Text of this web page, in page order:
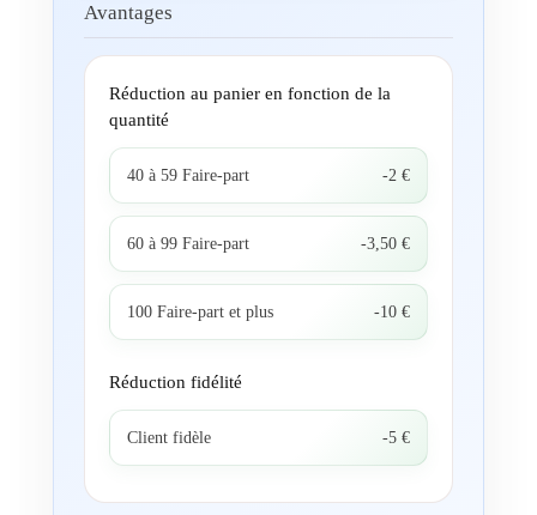
Avantages
Réduction au panier en fonction de la
quantité
40 à 59 Faire-part -2 €
60 à 99 Faire-part -3,50 €
100 Faire-part et plus -10 €
Réduction fidélité
Client fidèle -5 €